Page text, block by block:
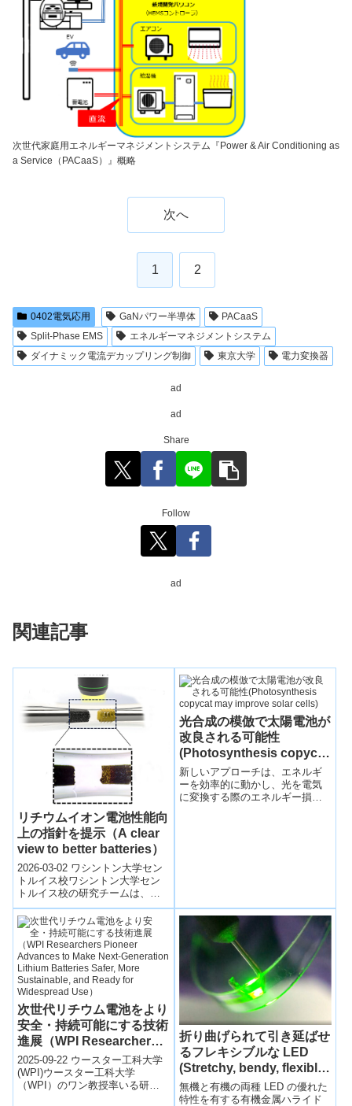
次世代家庭用エネルギーマネジメントシステム『Power & Air Conditioning as
a Service（PACaaS）』概略
次へ
1 2
0402電気応用 GaNパワー半導体
PACaaS
Split-Phase EMS
エネルギーマネジメントシステム
ダイナミック電流デカップリング制御
東京大学 電力変換器
ad
ad
Share
Follow
ad
関連記事
リチウムイオン電池性能向
上の指針を提示（A clear
view to better batteries）
2026-03-02 ワシントン大学セン
トルイス校ワシントン大学セン
トルイス校の研究チームは、電
池内部の化学反応をより正確に
観察するための新しい分析手法
を開発し...
光合成の模倣で太陽電池が
改良される可能性
(Photosynthesis copycat
may improve solar cells)
新しいアプローチは、エネルギ
ーを効率的に動かし、光を電気
に変換する際のエネルギー損失
次世代リチウム電池をより
安全・持続可能にする技術
進展（WPI Researchers
Pioneer Advances to
Make Next-Generation
Lithium Batteries Safer,
2025-09-22 ウースター工科大学
(WPI)ウースター工科大学
（WPI）のワン教授率いる研究
折り曲げられて引き延ばせ
るフレキシブルな LED
(Stretchy, bendy, flexible
LEDs)
無機と有機の両種 LED の優れた
特性を有する有機金属ハライド